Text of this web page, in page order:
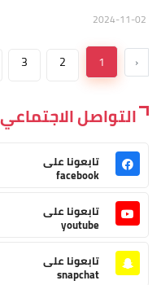
‹
1
2
3
التواصل الاجتماعي
تابعونا على
facebook
تابعونا على
youtube
تابعونا على
snapchat